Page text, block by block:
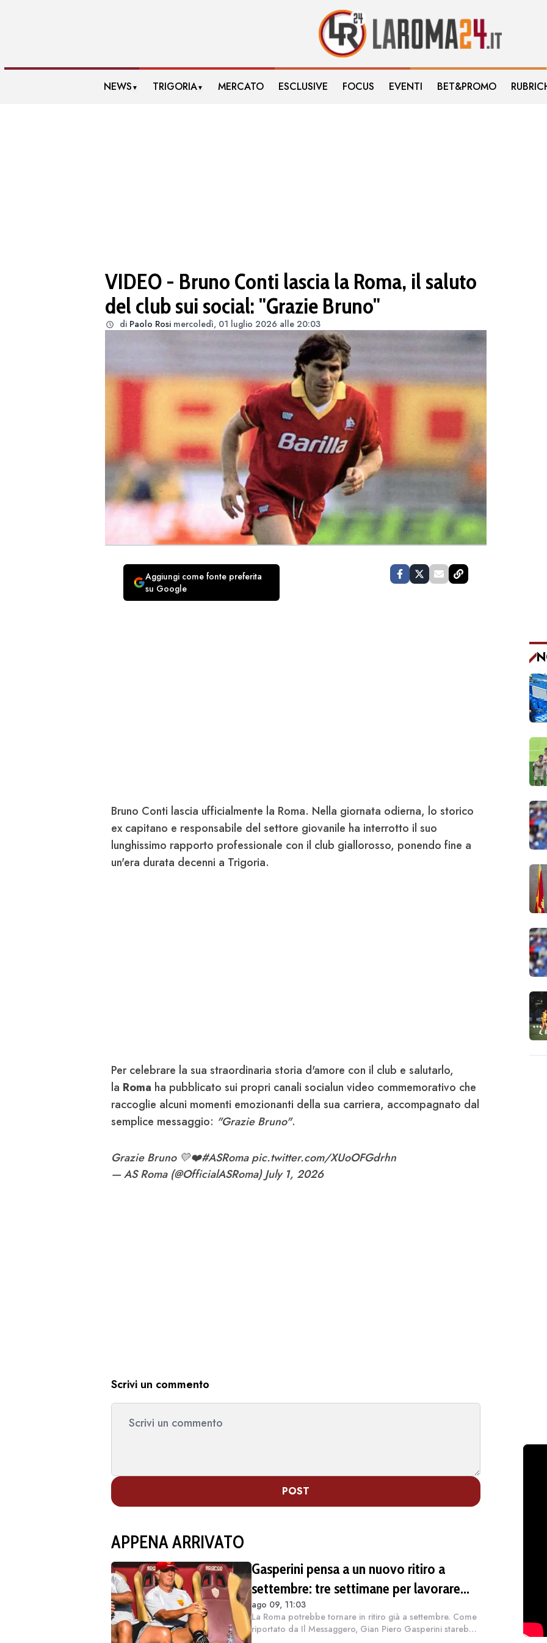
NEWS ▼ TRIGORIA▼ MERCATO ESCLUSIVE FOCUS EVENTI BET&PROMO
VIDEO - Bruno Conti lascia la Roma, il saluto
del club sui social: "Grazie Bruno"
di Paolo Rosi mercoledì, 01 luglio 2026 alle 20:03
Aggiungi come fonte preferita
su Google
Bruno Conti lascia ufficialmente la Roma. Nella giornata odierna, lo storico
ex capitano e responsabile del settore giovanile ha interrotto il suo
lunghissimo rapporto professionale con il club giallorosso, ponendo fine a
un'era durata decenni a Trigoria.
Per celebrare la sua straordinaria storia d'amore con il club e salutarlo,
la Roma ha pubblicato sui propri canali socialun video commemorativo che
raccoglie alcuni momenti emozionanti della sua carriera, accompagnato dal
semplice messaggio: "Grazie Bruno".
Grazie Bruno 💛❤️#ASRomapic.twitter.com/XUoOFGdrhn
— AS Roma (@OfficialASRoma)July 1, 2026
Scrivi un commento
POST
APPENA ARRIVATO
Gasperini pensa a un nuovo ritiro a
settembre: tre settimane per lavorare
durante la sosta
ago 09, 11:03
La Roma potrebbe tornare in ritiro già a settembre. Come
riportato da Il Messaggero, Gian Piero Gasperini starebbe